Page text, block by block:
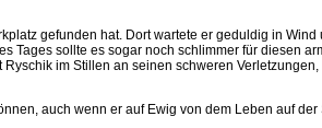
gefunden hat. Dort wartete er geduldig in
Tages sollte es sogar noch schlimmer für diesen
im Stillen an seinen schweren
auch wenn er auf Ewig von dem Leben auf